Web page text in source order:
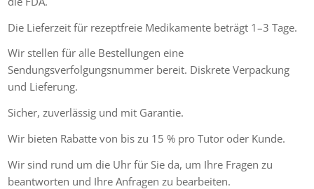
Die Lieferzeit für rezeptfreie Medikamente beträgt 1–3 Tage.
Wir stellen für alle Bestellungen eine
Sendungsverfolgungsnummer bereit. Diskrete Verpackung
und Lieferung.
Sicher, zuverlässig und mit Garantie.
Wir bieten Rabatte von bis zu 15 % pro Tutor oder Kunde.
Wir sind rund um die Uhr für Sie da, um Ihre Fragen zu
beantworten und Ihre Anfragen zu bearbeiten.